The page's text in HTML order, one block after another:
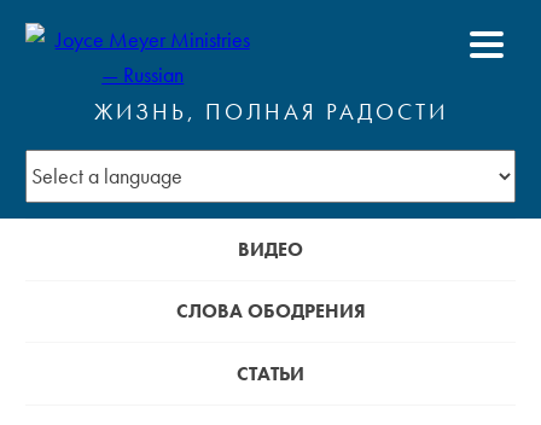
ЖИЗНЬ, ПОЛНАЯ РАДОСТИ
ВИДЕО
СЛОВА ОБОДРЕНИЯ
СТАТЬИ